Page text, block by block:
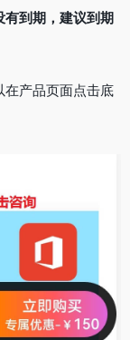
到期，建议到期
在产品页面点击底